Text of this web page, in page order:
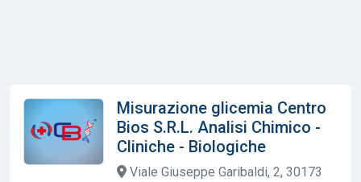
Misurazione glicemia Centro
Bios S.R.L. Analisi Chimico -
Cliniche - Biologiche
Viale Giuseppe Garibaldi, 2, 30173